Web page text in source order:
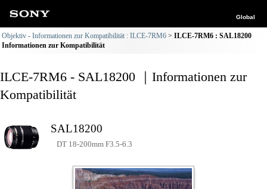
Global
Objektiv - Informationen zur Kompatibilität : ILCE-7RM6
ILCE-7RM6 : SAL18200
Informationen zur Kompatibilität
ILCE-7RM6 - SAL18200 ｜Informationen zur
Kompatibilität
SAL18200
DT 18-200mm F3.5-6.3